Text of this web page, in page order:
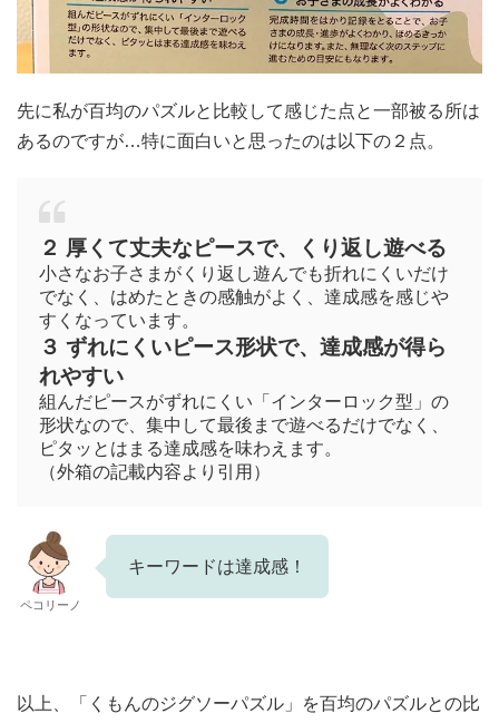
先に私が百均のパズルと比較して感じた点と一部被る所は
あるのですが…特に面白いと思ったのは以下の２点。
２ 厚くて丈夫なピースで、くり返し遊べる
小さなお子さまがくり返し遊んでも折れにくいだけ
でなく、はめたときの感触がよく、達成感を感じや
すくなっています。
３ ずれにくいピース形状で、達成感が得ら
れやすい
組んだピースがずれにくい「インターロック型」の
形状なので、集中して最後まで遊べるだけでなく、
ピタッとはまる達成感を味わえます。
（外箱の記載内容より引用）
ペコリーノ
キーワードは達成感！
以上、「くもんのジグソーパズル」を百均のパズルとの比